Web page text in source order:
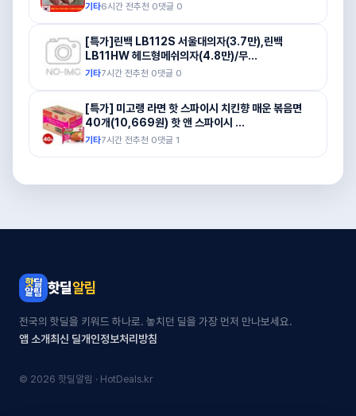
기타6시간 전추천 0댓글 0
[특가]린백 LB112S 서울대의자(3.7만),린백
LB11HW 헤드형메쉬의자(4.8만)/무...
기타7시간 전추천 0댓글 0
[특가] 미고랭 라면 핫 스파이시 치킨향 매운 볶음면
40개(10,669원) 핫 앤 스파이시 ...
기타7시간 전추천 0댓글 1
핫딜알림
전국의 핫딜을 키워드 하나로. 놓치던 딜을 가장 먼저 만나보세요.
앱 소개최신 딜개인정보처리방침
© 2026 핫딜알림 · HotDeals.kr